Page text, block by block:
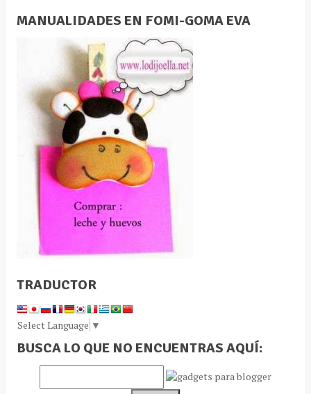
MANUALIDADES EN FOMI-GOMA EVA
TRADUCTOR
Select Language ▼
BUSCA LO QUE NO ENCUENTRAS AQUÍ: